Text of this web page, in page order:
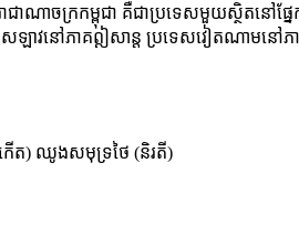
រាជាណាចក្រកម្ពុជា គឺជាប្រទេសមួយស្ថិតន
ាវនៅភាគឦសាន្ត ប្រទេសវៀតណាមនៅភ
ើត) ឈូងសមុទ្រថៃ (និរតី)